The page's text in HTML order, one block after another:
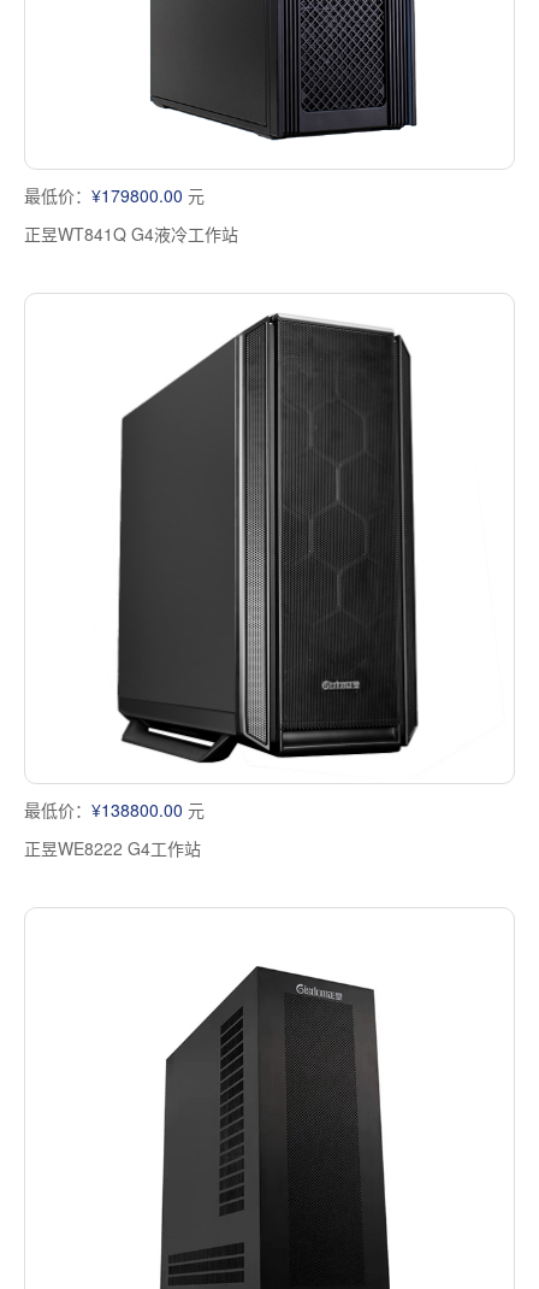
最低价： ¥179800.00 元
正昱WT841Q G4液冷工作站
最低价： ¥138800.00 元
正昱WE8222 G4工作站